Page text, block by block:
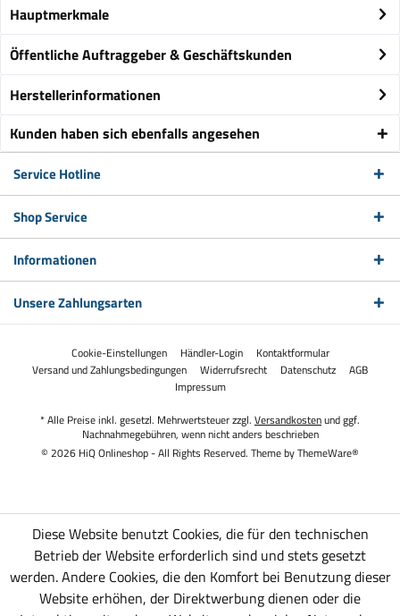
Hauptmerkmale
Öffentliche Auftraggeber & Geschäftskunden
Herstellerinformationen
Kunden haben sich ebenfalls angesehen
Service Hotline
Shop Service
Informationen
Unsere Zahlungsarten
Cookie-Einstellungen Händler-Login
Kontaktformular
Versand und Zahlungsbedingungen
Widerrufsrecht Datenschutz
AGB
Impressum
* Alle Preise inkl. gesetzl. Mehrwertsteuer zzgl. Versandkostenund ggf.
Nachnahmegebühren, wenn nicht anders beschrieben
© 2026 HiQ Onlineshop - All Rights Reserved. Theme byThemeWare®
Diese Website benutzt Cookies, die für den technischen
Betrieb der Website erforderlich sind und stets gesetzt
werden. Andere Cookies, die den Komfort bei Benutzung dieser
Website erhöhen, der Direktwerbung dienen oder die